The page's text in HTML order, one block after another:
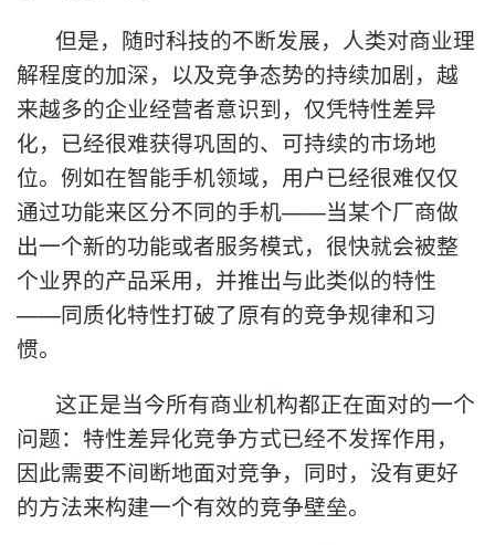
但是，随时科技的不断发展，人类对商业理
解程度的加深，以及竞争态势的持续加剧，越
来越多的企业经营者意识到，仅凭特性差异
化，已经很难获得巩固的、可持续的市场地
位。例如在智能手机领域，用户已经很难仅仅
通过功能来区分不同的手机——当某个厂商做
出一个新的功能或者服务模式，很快就会被整
个业界的产品采用，并推出与此类似的特性
——同质化特性打破了原有的竞争规律和习
惯。
这正是当今所有商业机构都正在面对的一个
问题：特性差异化竞争方式已经不发挥作用，
因此需要不间断地面对竞争，同时，没有更好
的方法来构建一个有效的竞争壁垒。